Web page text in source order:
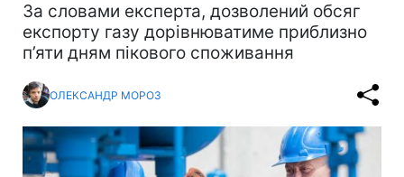
За словами експерта, дозволений обсяг
експорту газу дорівнюватиме приблизно
п’яти дням пікового споживання
ОЛЕКСАНДР МОРОЗ